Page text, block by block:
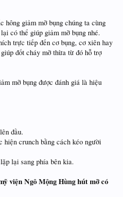
giảm mỡ bụng chúng ta cùng
có thể giúp giảm mỡ bụng nhé.
trực tiếp đến cơ bụng, cơ xiên hay
đốt cháy mỡ thừa từ đó hỗ trợ
mỡ bụng được đánh giá là hiệu
đầu.
hiện crunch bằng cách kéo người
lại sang phía bên kia.
viện Ngô Mộng Hùng hút mỡ có